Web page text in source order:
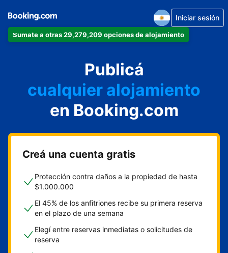
Sumate a otras 29,279,209 opciones de alojamiento
Iniciar sesión
Publicá
cualquier alojamiento
en Booking.com
Creá una cuenta gratis
Protección contra daños a la propiedad de hasta
$1.000.000
El 45% de los anfitriones recibe su primera reserva
en el plazo de una semana
Elegí entre reservas inmediatas o solicitudes de
reserva